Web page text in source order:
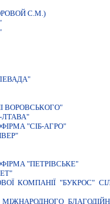
С.М.)
ВОРОВСЬКОГО"
"СIБ-АГРО"
"ПЕТРІВСЬКЕ"
КОМПАНIЇ "БУКРОС"